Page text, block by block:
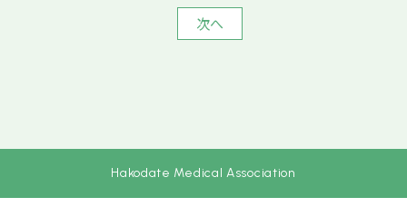
次へ
Hakodate Medical Association